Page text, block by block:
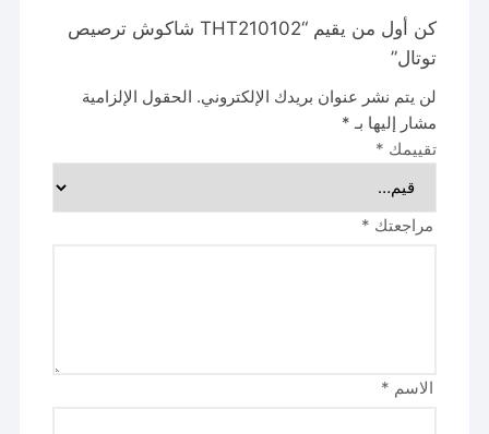
كن أول من يقيم “THT210102 شاكوش ترصيص
توتال”
لن يتم نشر عنوان بريدك الإلكتروني. الحقول الإلزامية
مشار إليها بـ *
تقييمك *
مراجعتك *
الاسم *